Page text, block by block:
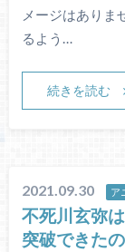
メージはありま
るよう…
続きを読む
2021.09.30 ア
不死川玄弥
突破できた